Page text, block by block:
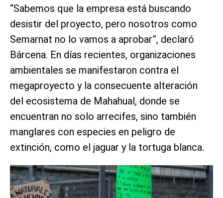
“Sabemos que la empresa está buscando
desistir del proyecto, pero nosotros como
Semarnat no lo vamos a aprobar”, declaró
Bárcena. En días recientes, organizaciones
ambientales se manifestaron contra el
megaproyecto y la consecuente alteración
del ecosistema de Mahahual, donde se
encuentran no solo arrecifes, sino también
manglares con especies en peligro de
extinción, como el jaguar y la tortuga blanca.